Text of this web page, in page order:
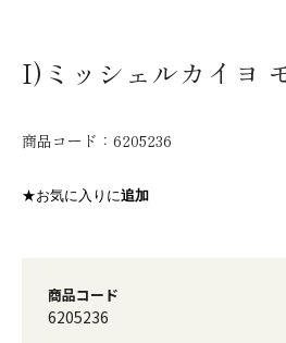
I)ミッシェルカイヨ
商品コード： 6205236
★お気に入りに追加
商品コード
6205236